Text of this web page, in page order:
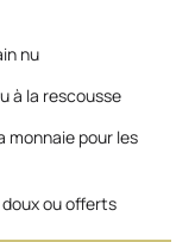
nu
à la rescousse
monnaie pour les
ou offerts